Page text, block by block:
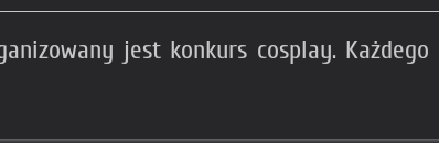
jest konkurs cosplay.